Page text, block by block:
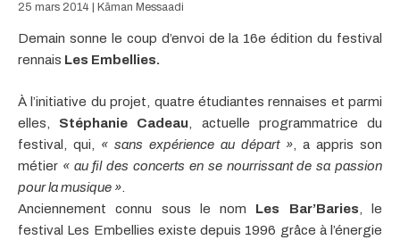
25 mars 2014 Kãman Messaadi
Demain sonne le coup d’envoi de la 16e édition du festival
rennais Les Embellies.
À l’initiative du projet, quatre étudiantes rennaises et parmi
elles, Stéphanie Cadeau , actuelle programmatrice du
festival, qui, « sans expérience au départ » , a appris son
métier « au fil des concerts en se nourrissant de sa passion
pour la musique »
Anciennement connu sous le nom Les Bar’Baries , le
festival Les Embellies existe depuis 1996 grâce à l’énergie